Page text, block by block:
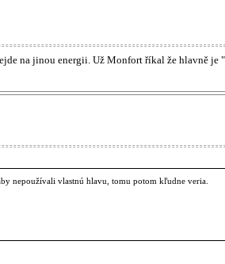
na jinou energii. Už Monfort říkal že hlavně je
nepoužívali vlastnú hlavu, tomu potom kľudne veria.